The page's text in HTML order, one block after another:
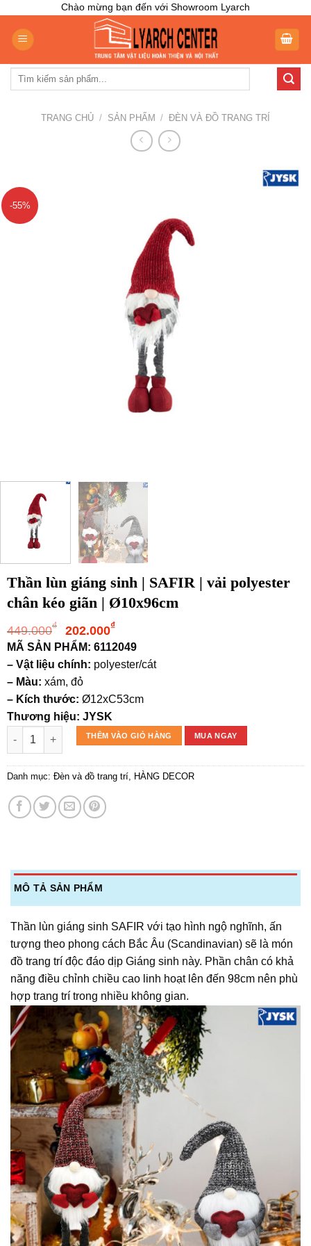
content
Chào mừng bạn đến với Showroom Lyarch
Tìm
TRANG CHỦ / SẢN PHẨM / ĐÈN VÀ ĐỒ TRANG TRÍ
-55%
Thần lùn giáng sinh | SAFIR | vải polyester
chân kéo giãn | Ø10x96cm
449.000₫
Giá
gốc
là:
449.000₫.
202.000₫Giá
hiện
tại
202.000₫.
MÃ SẢN PHẨM: 6112049
– Vật liệu chính: polyester/cát
– Màu: xám, đỏ
– Kích thước: Ø12xC53cm
Thương hiệu: JYSK
Thần lùn giáng sinh | SAFIR | vải polyester chân kéo giãn |
THÊM VÀO GIỎ HÀNG MUA NGAY
Danh mục: Đèn và đồ trang trí HÀNG DECOR
MÔ TẢ SẢN PHẨM
Thần lùn giáng sinh SAFIR với tạo hình ngộ nghĩnh, ấn
tượng theo phong cách Bắc Âu (Scandinavian) sẽ là món
đồ trang trí độc đáo dịp Giáng sinh này. Phần chân có khả
năng điều chỉnh chiều cao linh hoạt lên đến 98cm nên phù
hợp trang trí trong nhiều không gian.